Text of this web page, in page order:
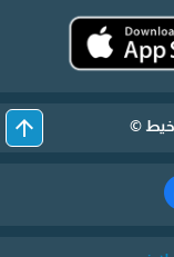
©
arrow_upward